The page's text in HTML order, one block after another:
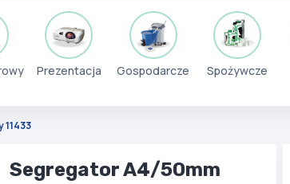
Prezentacja Gospodarcze Spożywcze
Segregator A4/50mm